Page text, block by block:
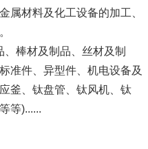
属材料及化工设备的加工、
棒材及制品、丝材及制
准件、异型件、机电设备及
釜、钛盘管、钛风机、钛
等)......